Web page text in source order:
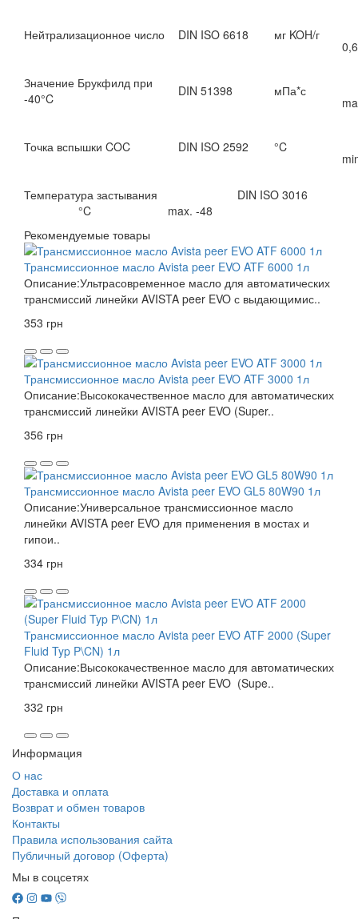
Нейтрализационное число DIN ISO 6618 мг KOH/г
Значение Брукфилд при
-40°C
DIN 51398 мПа*с
Точка вспышки COC DIN ISO 2592 °C
Температура застывания DIN ISO 3016
°C max. -48
Рекомендуемые товары
Трансмиссионное масло Avista peer EVO ATF 6000 1л
Описание:Ультрасовременное масло для автоматических
трансмиссий линейки AVISTA peer EVO с выдающимис..
353 грн
Трансмиссионное масло Avista peer EVO ATF 3000 1л
Описание:Высококачественное масло для автоматических
трансмиссий линейки AVISTA peer EVO (Super..
356 грн
Трансмиссионное масло Avista peer EVO GL5 80W90 1л
Описание:Универсальное трансмиссионное масло
линейки AVISTA peer EVO для применения в мостах и
гипои..
334 грн
Трансмиссионное масло Avista peer EVO ATF 2000 (Super
Fluid Typ P\CN) 1л
Описание:Высококачественное масло для автоматических
трансмиссий линейки AVISTA peer EVO (Supe..
332 грн
Информация
О нас
Доставка и оплата
Возврат и обмен товаров
Контакты
Правила использования сайта
Публичный договор (Оферта)
Мы в соцсетях